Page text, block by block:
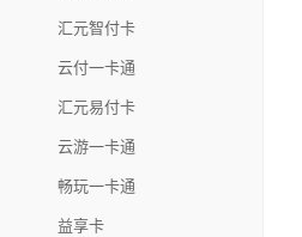
汇元智付卡
云付一卡通
汇元易付卡
云游一卡通
畅玩一卡通
益享卡